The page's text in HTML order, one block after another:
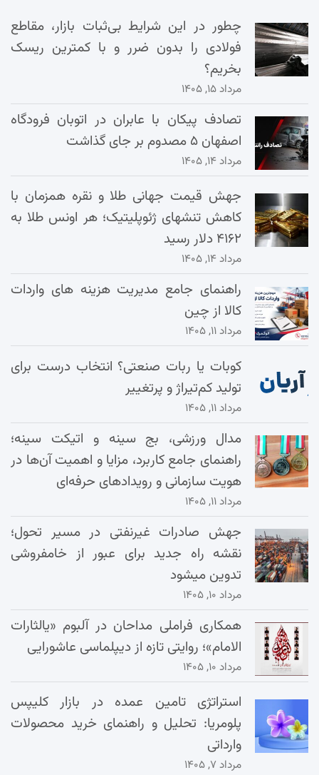
چطور در این شرایط بی‌ثبات بازار، مقاطع
فولادی را بدون ضرر و با کمترین ریسک
بخریم؟
مرداد ۱۵, ۱۴۰۵
تصادف پیکان با عابران در اتوبان فرودگاه
اصفهان ۵ مصدوم بر جای گذاشت
مرداد ۱۴, ۱۴۰۵
جهش قیمت جهانی طلا و نقره همزمان با
کاهش تنشهای ژئوپلیتیک؛ هر اونس طلا به
۴۱۶۲ دلار رسید
مرداد ۱۴, ۱۴۰۵
راهنمای جامع مدیریت هزینه‌ های واردات
کالا از چین
مرداد ۱۱, ۱۴۰۵
کوبات یا ربات صنعتی؟ انتخاب درست برای
تولید کم‌تیراژ و پرتغییر
مرداد ۱۱, ۱۴۰۵
مدال ورزشی، بج سینه و اتیکت سینه؛
راهنمای جامع کاربرد، مزایا و اهمیت آن‌ها در
هویت سازمانی و رویدادهای حرفه‌ای
مرداد ۱۱, ۱۴۰۵
جهش صادرات غیرنفتی در مسیر تحول؛
نقشه راه جدید برای عبور از خامفروشی
تدوین میشود
مرداد ۱۰, ۱۴۰۵
همکاری فراملی مداحان در آلبوم «یالثارات
الامام»؛ روایتی تازه از دیپلماسی عاشورایی
مرداد ۱۰, ۱۴۰۵
استراتژی تامین عمده در بازار کلیپس
پلومریا: تحلیل و راهنمای خرید محصولات
وارداتی
مرداد ۷, ۱۴۰۵